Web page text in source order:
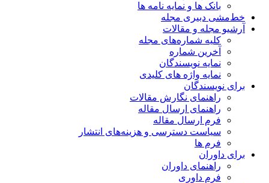
بانک ها و نمایه نامه ها
خط‌مشی دبیری مجله
آرشیو مجله و مقالات
کلیه شماره‌های مجله
آخرین شماره
نمایه نویسندگان
نمایه واژه های کلیدی
برای نویسندگان
راهنمای نگارش مقالات
راهنمای ارسال مقاله
فرم ارسال مقاله
سیاست دسترسی و هزینه‌های انتشار
فرم ها
برای داوران
راهنمای داوران
فرم داوری